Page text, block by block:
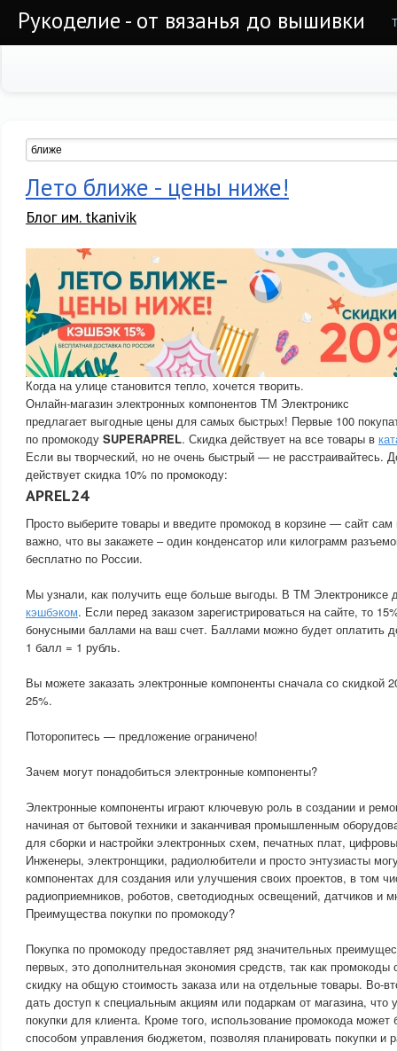
Рукоделие - от вязанья до вышивки
Лето ближе - цены ниже!
Блог им. tkanivik
Когда на улице становится тепло, хочется творить.
Онлайн-магазин электронных компонентов ТМ Электроникс
предлагает выгодные цены для самых быстрых! Первые 100
по промокоду SUPERAPREL. Скидка действует на все товары в
Если вы творческий, но не очень быстрый — не расстраивайтесь.
действует скидка 10% по промокоду:
APREL24
Просто выберите товары и введите промокод в корзине — сайт сам
важно, что вы закажете – один конденсатор или килограмм
бесплатно по России.
Мы узнали, как получить еще больше выгоды. В ТМ Электрониксе
кэшбэком. Если перед заказом зарегистрироваться на сайте, то
бонусными баллами на ваш счет. Баллами можно будет оплатить
1 балл = 1 рубль.
Вы можете заказать электронные компоненты сначала со скидкой
25%.
Поторопитесь — предложение ограничено!
Зачем могут понадобиться электронные компоненты?
Электронные компоненты играют ключевую роль в создании и
начиная от бытовой техники и заканчивая промышленным
для сборки и настройки электронных схем, печатных плат,
Инженеры, электронщики, радиолюбители и просто энтузиасты
компонентах для создания или улучшения своих проектов, в том
радиоприемников, роботов, светодиодных освещений, датчиков и
Преимущества покупки по промокоду?
Покупка по промокоду предоставляет ряд значительных
первых, это дополнительная экономия средств, так как
скидку на общую стоимость заказа или на отдельные товары. Во-
дать доступ к специальным акциям или подаркам от магазина, что
покупки для клиента. Кроме того, использование промокода
способом управления бюджетом, позволяя планировать покупки и